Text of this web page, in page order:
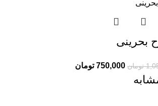
بحرینی
تومان قیمت
750,000 تومان